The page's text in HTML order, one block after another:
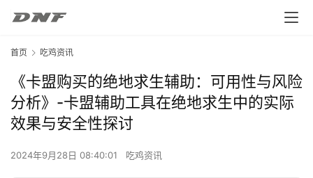
首页 吃鸡资讯
《卡盟购买的绝地求生辅助：可用性与风险
分析》-卡盟辅助工具在绝地求生中的实际
效果与安全性探讨
2024年9月28日 08:40:01 吃鸡资讯